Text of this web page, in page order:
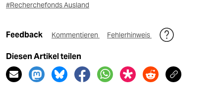
#Recherchefonds Ausland
Feedback Kommentieren Fehlerhinweis
Diesen Artikel teilen